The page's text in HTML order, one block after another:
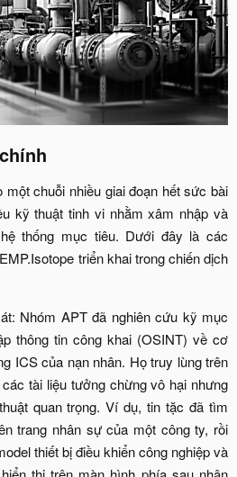
chuỗi nhiều giai đoạn hết sức bài
kỹ thuật tinh vi nhằm xâm nhập và
thống mục tiêu. Dưới đây là các
triển khai trong chiến dịch
Nhóm APT đã nghiên cứu kỹ mục
thông tin công khai (OSINT) về cơ
ICS của nạn nhân. Họ truy lùng trên
tài liệu tưởng chừng vô hại nhưng
quan trọng. Ví dụ, tin tặc đã tìm
trang nhân sự của một công ty, rồi
thiết bị điều khiển công nghiệp và